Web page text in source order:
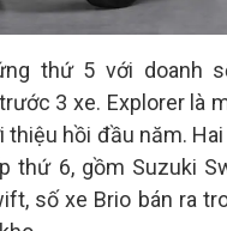
thứ 5 với doanh
3 xe. Explorer là
thiệu hồi đầu năm.
thứ 6, gồm Suzuki
số xe Brio bán ra